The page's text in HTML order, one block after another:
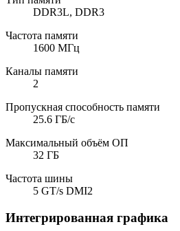
DDR3L, DDR3
Частота памяти
1600 МГц
Каналы памяти
2
Пропускная способность памяти
25.6 ГБ/с
Максимальный объём ОП
32 ГБ
Частота шины
5 GT/s DMI2
Интегрированная графика